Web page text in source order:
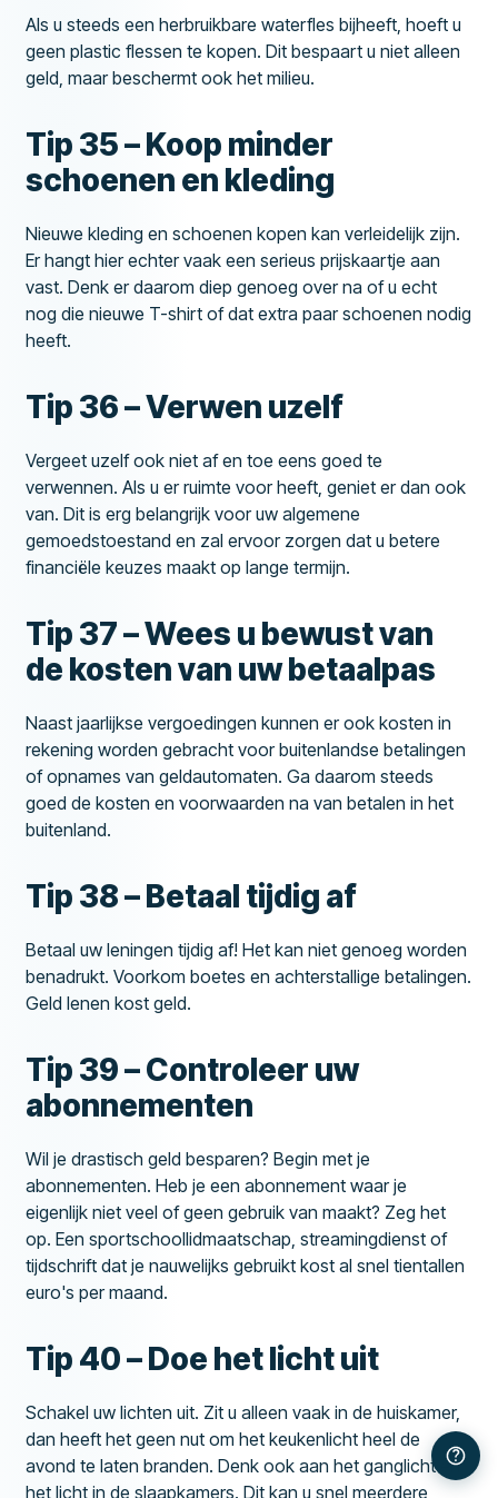
Als u steeds een herbruikbare waterfles bijheeft, hoeft u
geen plastic flessen te kopen. Dit bespaart u niet alleen
geld, maar beschermt ook het milieu.
Tip 35 – Koop minder
schoenen en kleding
Nieuwe kleding en schoenen kopen kan verleidelijk zijn.
Er hangt hier echter vaak een serieus prijskaartje aan
vast. Denk er daarom diep genoeg over na of u echt
nog die nieuwe T-shirt of dat extra paar schoenen nodig
heeft.
Tip 36 – Verwen uzelf
Vergeet uzelf ook niet af en toe eens goed te
verwennen. Als u er ruimte voor heeft, geniet er dan ook
van. Dit is erg belangrijk voor uw algemene
gemoedstoestand en zal ervoor zorgen dat u betere
financiële keuzes maakt op lange termijn.
Tip 37 – Wees u bewust van
de kosten van uw betaalpas
Naast jaarlijkse vergoedingen kunnen er ook kosten in
rekening worden gebracht voor buitenlandse betalingen
of opnames van geldautomaten. Ga daarom steeds
goed de kosten en voorwaarden na van betalen in het
buitenland.
Tip 38 – Betaal tijdig af
Betaal uw leningen tijdig af! Het kan niet genoeg worden
benadrukt. Voorkom boetes en achterstallige betalingen.
Geld lenen kost geld.
Tip 39 – Controleer uw
abonnementen
Wil je drastisch geld besparen? Begin met je
abonnementen. Heb je een abonnement waar je
eigenlijk niet veel of geen gebruik van maakt? Zeg het
op. Een sportschoollidmaatschap, streamingdienst of
tijdschrift dat je nauwelijks gebruikt kost al snel tientallen
euro's per maand.
Tip 40 – Doe het licht uit
Schakel uw lichten uit. Zit u alleen vaak in de huiskamer,
dan heeft het geen nut om het keukenlicht heel de
avond te laten branden. Denk ook aan het ganglicht en
het licht in de slaapkamers. Dit kan u snel meerdere